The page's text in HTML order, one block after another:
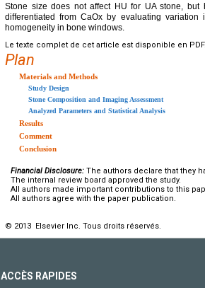
Stone size does not affect HU for UA stone,
differentiated from CaOx by evaluating
homogeneity in bone windows.
Le texte complet de cet article est disponible en PDF.
Plan
Materials and Methods
Study Design
Stone Composition and Imaging Assessment
Analyzed Parameters and Statistical Analysis
Results
Comment
Conclusion
Financial Disclosure: The authors declare that they
The internal review board approved the study.
All authors made important contributions to this
All authors agree with the paper publication.
© 2013 Elsevier Inc. Tous droits réservés.
ACCÈS RAPIDES